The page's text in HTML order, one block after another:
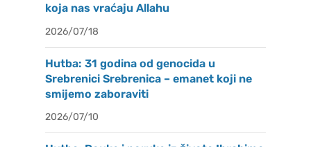
koja nas vraćaju Allahu
2026/07/18
Hutba: 31 godina od genocida u
Srebrenici Srebrenica – emanet koji ne
smijemo zaboraviti
2026/07/10